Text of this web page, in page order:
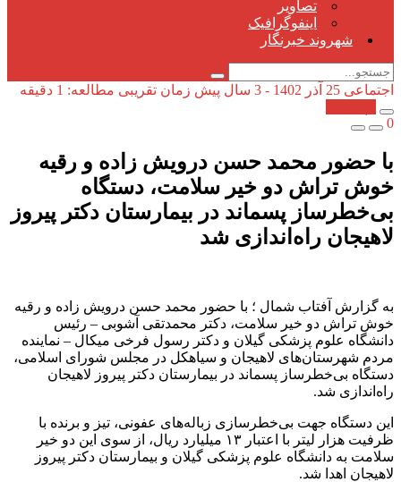
تصاویر
اینفوگرافیک
شهروند خبرنگار
اجتماعی 25 آذر 1402 - 3 سال پیش
زمان تقریبی مطالعه: 1 دقیقه
0
با حضور محمد حسن درویش زاده و رقیه
خوش تراش دو خیر سلامت، دستگاه
بی‌خطرساز پسماند در بیمارستان دکتر پیروز
لاهیجان راه‌اندازی شد
به گزارش آفتاب شمال ؛ با حضور محمد حسن درویش زاده و رقیه
خوش تراش دو خیر سلامت، دکتر محمدتقی آشوبی – رئیس
دانشگاه علوم پزشکی گیلان و دکتر رسول فرخی میکال – نماینده
مردم شهرستان‌های لاهیجان و سیاهکل در مجلس شورای اسلامی،
دستگاه بی‌خطرساز پسماند در بیمارستان دکتر پیروز لاهیجان
راه‌اندازی شد.
این دستگاه جهت بی‌خطرسازی زباله‌های عفونی، تیز و برنده با
ظرفیت هزار لیتر با اعتبار ۱۳ میلیارد ریال، از سوی این دو خیر
سلامت به دانشگاه علوم پزشکی گیلان و بیمارستان دکتر پیروز
لاهیجان اهدا شد.